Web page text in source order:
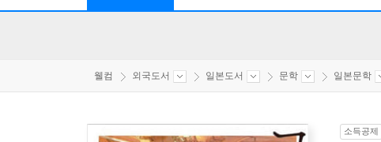
웰컴 외국도서 일본도서 문학 일본문학
소득공제